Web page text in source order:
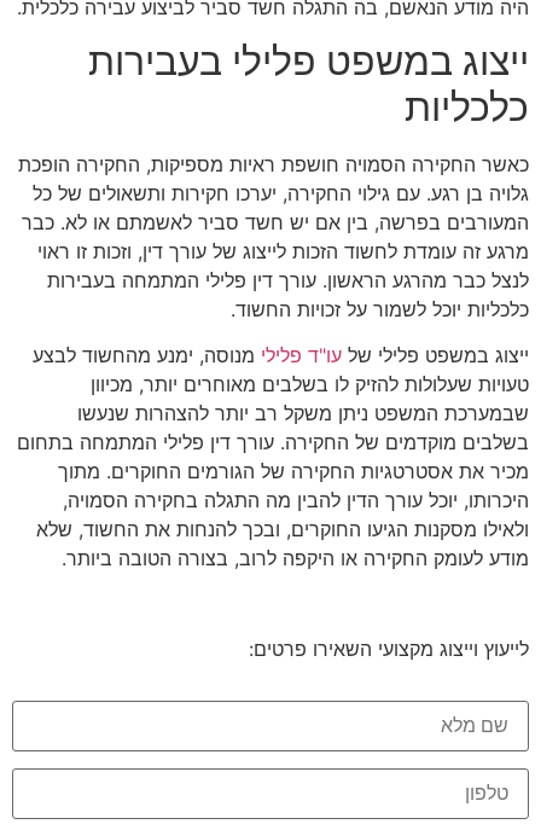
היה מודע הנאשם, בה התגלה חשד סביר לביצוע עבירה כלכלית.
ייצוג במשפט פלילי בעבירות
כלכליות
כאשר החקירה הסמויה חושפת ראיות מספיקות, החקירה הופכת
גלויה בן רגע. עם גילוי החקירה, יערכו חקירות ותשאולים של כל
המעורבים בפרשה, בין אם יש חשד סביר לאשמתם או לא. כבר
מרגע זה עומדת לחשוד הזכות לייצוג של עורך דין, וזכות זו ראוי
לנצל כבר מהרגע הראשון. עורך דין פלילי המתמחה בעבירות
כלכליות יוכל לשמור על זכויות החשוד.
ייצוג במשפט פלילי של עו"ד פלילי מנוסה, ימנע מהחשוד לבצע
טעויות שעלולות להזיק לו בשלבים מאוחרים יותר, מכיוון
שבמערכת המשפט ניתן משקל רב יותר להצהרות שנעשו
בשלבים מוקדמים של החקירה. עורך דין פלילי המתמחה בתחום
מכיר את אסטרטגיות החקירה של הגורמים החוקרים. מתוך
היכרותו, יוכל עורך הדין להבין מה התגלה בחקירה הסמויה,
ולאילו מסקנות הגיעו החוקרים, ובכך להנחות את החשוד, שלא
מודע לעומק החקירה או היקפה לרוב, בצורה הטובה ביותר.
לייעוץ וייצוג מקצועי השאירו פרטים: